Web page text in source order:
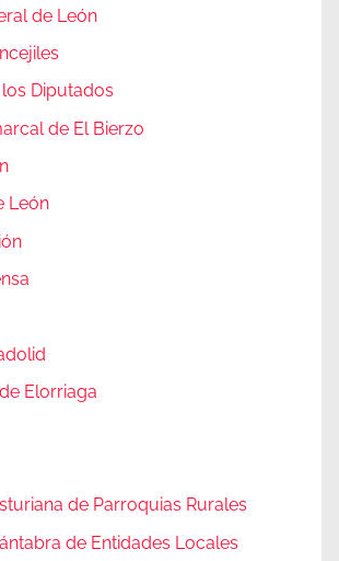
de León
Diputados
de El Bierzo
León
Elorriaga
de Parroquias Rurales
de Entidades Locales